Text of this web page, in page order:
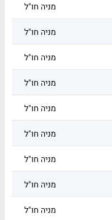
מניה חו"ל
מניה חו"ל
מניה חו"ל
מניה חו"ל
מניה חו"ל
מניה חו"ל
מניה חו"ל
מניה חו"ל
מניה חו"ל